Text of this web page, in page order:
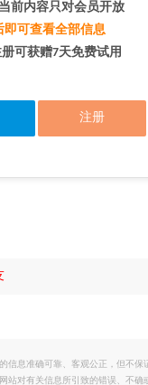
前内容只对会员开放
即可查看全部信息
可获赠7天免费试用
注册
息准确可靠、客观公正，但不保
站对有关信息所引致的错误、不